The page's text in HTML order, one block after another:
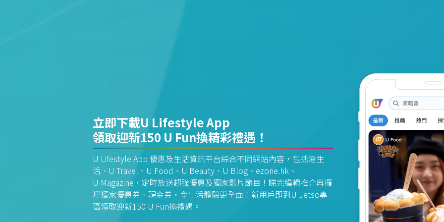
立即下載U Lifestyle App
領取迎新150 U Fun換精彩禮遇！
U Lifestyle App 優惠及生活資訊平台綜合不同網站內容，包括港生
活、U Travel、U Food、U Beauty、U Blog、ezone.hk、
U Magazine，定時放送超強優惠及獨家影片節目！睇完編輯推介再攞
埋獨家優惠券、現金券，令生活體驗更全面！新用戶即到U Jetso專
區領取迎新150 U Fun換禮遇。